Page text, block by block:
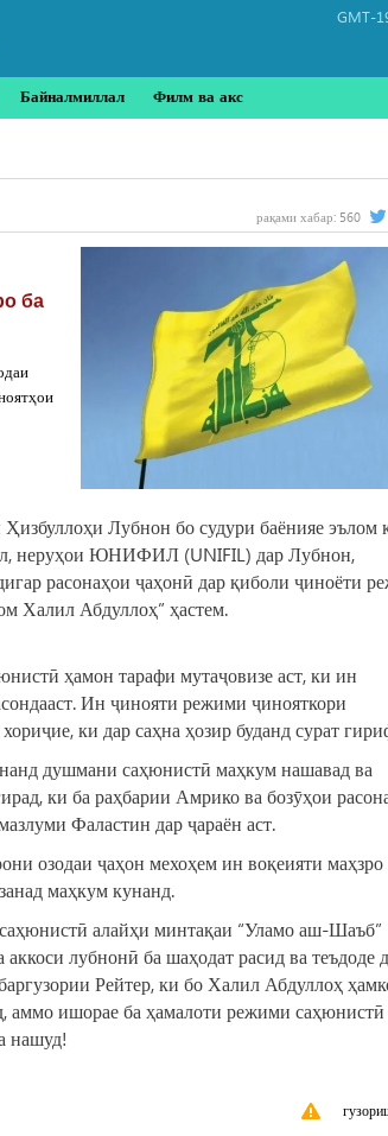
GMT-
Байналмиллал Филм ва акс
рақами хабар: 560
ба
Лубнон бо судури баёнияе эълом
неруҳои ЮНИФИЛ (UNIFIL) дар Лубнон,
расонаҳои ҷаҳонӣ дар қиболи ҷиноёти
Халил Абдуллоҳ” ҳастем.
ҳамон тарафи мутаҷовизе аст, ки ин
Ин ҷинояти режими ҷинояткори
ки дар саҳна ҳозир буданд сурат
душмани саҳюнистӣ маҳкум нашавад ва
ки ба раҳбарии Амрико ва бозӯҳои
Фаластин дар ҷараён аст.
озодаи ҷаҳон мехоҳем ин воқеияти маҳзро
маҳкум кунанд.
алайҳи минтақаи “Уламо аш-Шаъб”
лубнонӣ ба шаҳодат расид ва теъдоде
Рейтер, ки бо Халил Абдуллоҳ
аммо ишорае ба ҳамалоти режими саҳюнистӣ
нашуд!